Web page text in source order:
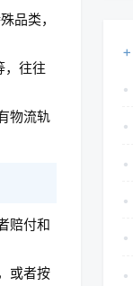
品类，
，往往
物流轨
赔付和
或者按